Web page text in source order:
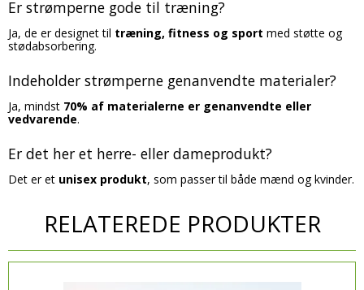
Er strømperne gode til træning?
Ja, de er designet til træning, fitness og sport med støtte og
stødabsorbering.
Indeholder strømperne genanvendte materialer?
Ja, mindst 70% af materialerne er genanvendte eller
vedvarende.
Er det her et herre- eller dameprodukt?
Det er et unisex produkt, som passer til både mænd og kvinder.
RELATEREDE PRODUKTER